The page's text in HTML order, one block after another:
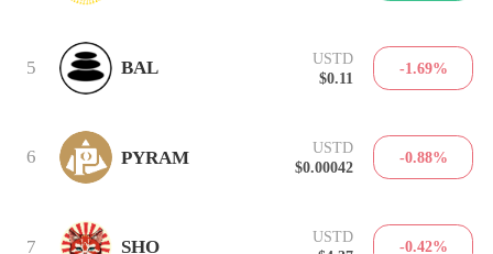
5 BAL
USTD
$0.11
-1.69%
6 PYRAM
USTD
$0.00042
-0.88%
7 SHO
USTD
-0.42%